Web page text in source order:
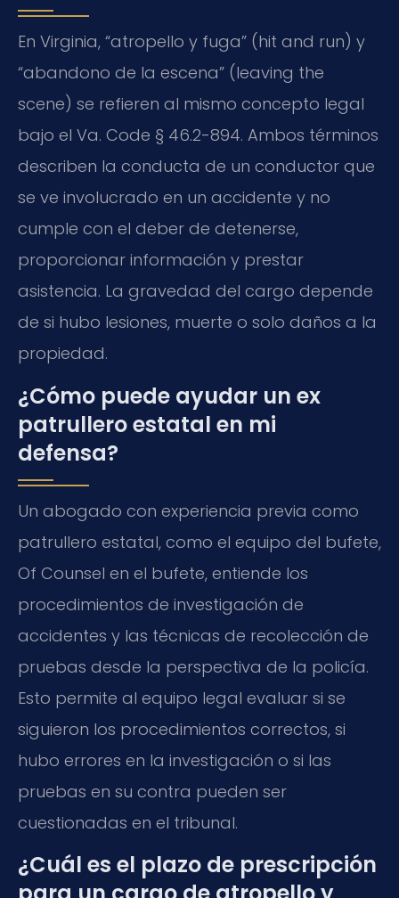
En Virginia, “atropello y fuga” (hit and run) y
“abandono de la escena” (leaving the
scene) se refieren al mismo concepto legal
bajo el Va. Code § 46.2-894. Ambos términos
describen la conducta de un conductor que
se ve involucrado en un accidente y no
cumple con el deber de detenerse,
proporcionar información y prestar
asistencia. La gravedad del cargo depende
de si hubo lesiones, muerte o solo daños a la
propiedad.
¿Cómo puede ayudar un ex
patrullero estatal en mi
defensa?
Un abogado con experiencia previa como
patrullero estatal, como el equipo del bufete,
Of Counsel en el bufete, entiende los
procedimientos de investigación de
accidentes y las técnicas de recolección de
pruebas desde la perspectiva de la policía.
Esto permite al equipo legal evaluar si se
siguieron los procedimientos correctos, si
hubo errores en la investigación o si las
pruebas en su contra pueden ser
cuestionadas en el tribunal.
¿Cuál es el plazo de prescripción